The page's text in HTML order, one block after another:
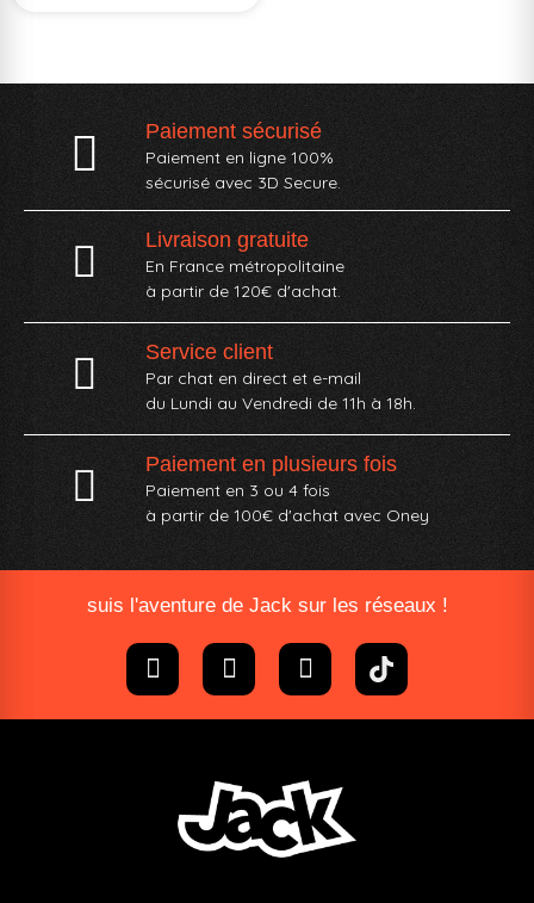
Paiement sécurisé
Paiement en ligne 100%
sécurisé avec 3D Secure.
Livraison gratuite
En France métropolitaine
à partir de 120€ d'achat.
Service client
Par chat en direct et e-mail
du Lundi au Vendredi de 11h à 18h.
Paiement en plusieurs fois
Paiement en 3 ou 4 fois
à partir de 100€ d'achat avec Oney​
suis l'aventure de Jack sur les réseaux !